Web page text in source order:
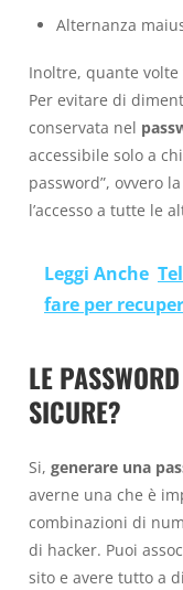
Alternanza
Inoltre, quante
Per evitare di
conservata nel
accessibile solo a
password”, ovvero
l’accesso a tutte le
Leggi Anche
fare per
LE
SICURE?
Si, generare una
averne una che è
combinazioni di
di hacker. Puoi
sito e avere tutto a